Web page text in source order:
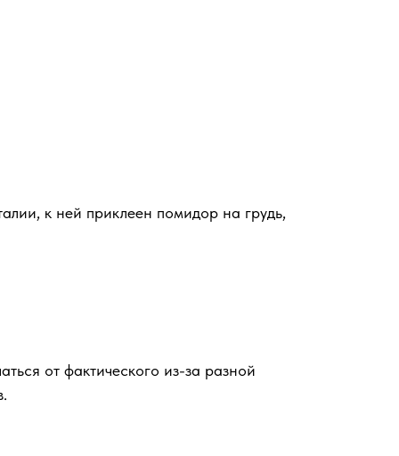
к ней приклеен помидор на грудь,
от фактического из-за разной